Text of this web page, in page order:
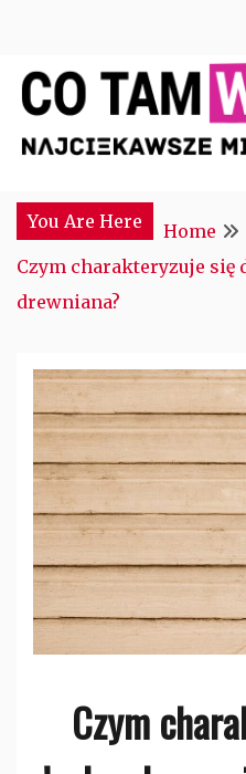
content
CTM POLONIA
You Are Here
Home
Czym charakteryzuje się
drewniana?
Czym